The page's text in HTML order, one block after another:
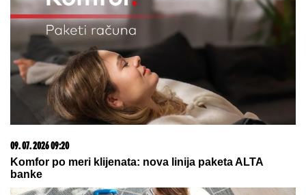
09. 07. 2026 09:20
Komfor po meri klijenata: nova linija paketa ALTA
banke